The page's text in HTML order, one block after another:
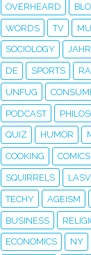
OVERHEARD
WORDS TV
SOCIOLOGY
DE SPORTS
UNFUG
PODCAST
QUIZ HUMOR
COOKING COMICS
SQUIRRELS
TECHY AGEISM
BUSINESS
ECONOMICS NY